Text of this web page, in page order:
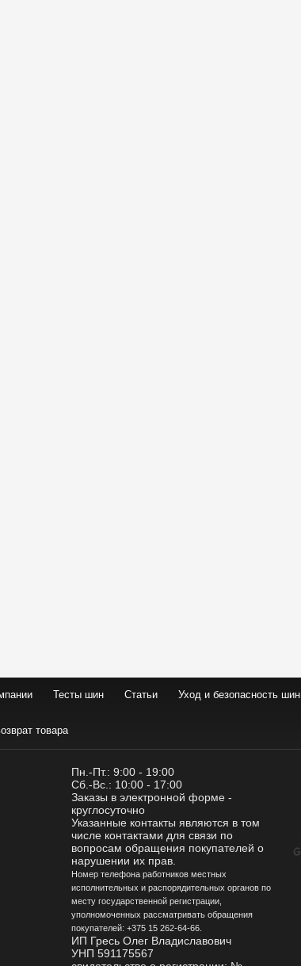
Тесты шин Статьи Уход и безопасность шин
товара
Пн.-Пт.: 9:00 - 19:00
Сб.-Вс.: 10:00 - 17:00
Заказы в электронной форме -
круглосуточно
Указанные контакты являются в том
числе контактами для связи по
вопросам обращения покупателей о
нарушении их прав.
Номер телефона работников местных
исполнительных и распорядительных органов по
месту государственной регистрации,
уполномоченных рассматривать обращения
покупателей: +375 15 262-64-66.
ИП Гресь Олег Владиславович
УНП 591175567